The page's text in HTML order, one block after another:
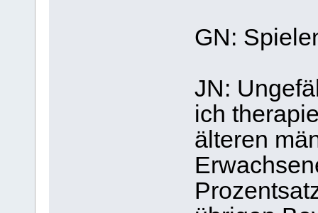
GN:
JN:
ich
älteren